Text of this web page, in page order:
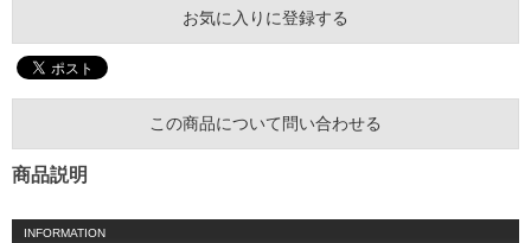
お気に入りに登録する
この商品について問い合わせる
商品説明
INFORMATION